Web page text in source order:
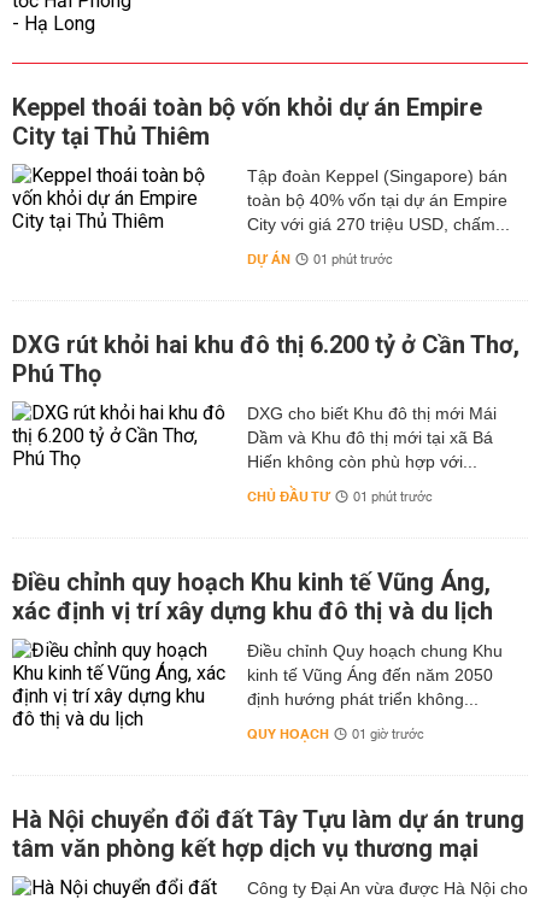
Keppel thoái toàn bộ vốn khỏi dự án Empire
City tại Thủ Thiêm
Tập đoàn Keppel (Singapore) bán
toàn bộ 40% vốn tại dự án Empire
City với giá 270 triệu USD, chấm...
DỰ ÁN 01 phút trước
DXG rút khỏi hai khu đô thị 6.200 tỷ ở Cần Thơ,
Phú Thọ
DXG cho biết Khu đô thị mới Mái
Dầm và Khu đô thị mới tại xã Bá
Hiến không còn phù hợp với...
CHỦ ĐẦU TƯ 01 phút trước
Điều chỉnh quy hoạch Khu kinh tế Vũng Áng,
xác định vị trí xây dựng khu đô thị và du lịch
Điều chỉnh Quy hoạch chung Khu
kinh tế Vũng Áng đến năm 2050
định hướng phát triển không...
QUY HOẠCH 01 giờ trước
Hà Nội chuyển đổi đất Tây Tựu làm dự án trung
tâm văn phòng kết hợp dịch vụ thương mại
Công ty Đại An vừa được Hà Nội cho